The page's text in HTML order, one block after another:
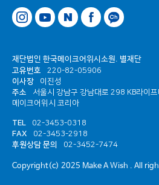
이버페이스북카카오톡 채널
재단법인 한국메이크어위시소원. 별재단
고유번호
220-82-05906
이사장
이진성
주소
서울시 강남구 강남대로 298 KB라이
메이크어위시 코리아
TEL
02-3453-0318
FAX
02-3453-2918
후원상담 문의
02-3452-7474
Copyright(c) 2025 Make A Wish . All